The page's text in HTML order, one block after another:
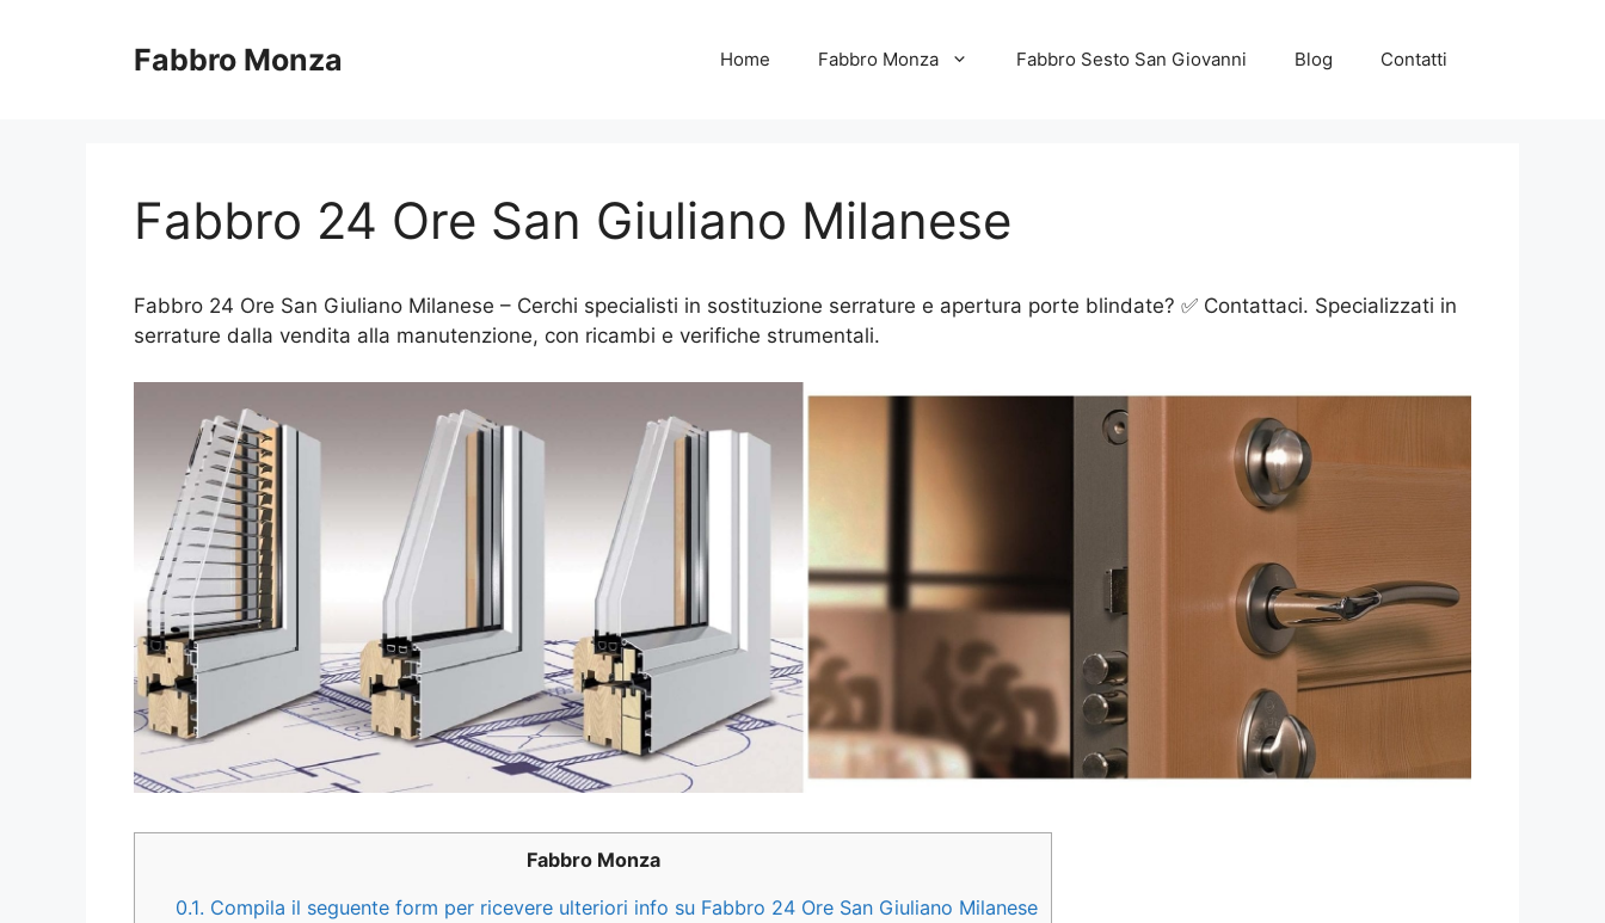
Fabbro Monza Home Fabbro Monza Fabbro Sesto San Giovanni Blog Contatti
Fabbro 24 Ore San Giuliano Milanese
Fabbro 24 Ore San Giuliano Milanese – Cerchi specialisti in sostituzione serrature e apertura porte blindate? ✅ Contattaci. Specializzati in
serrature dalla vendita alla manutenzione, con ricambi e verifiche strumentali.
Fabbro Monza
0.1. Compila il seguente form per ricevere ulteriori info su Fabbro 24 Ore San Giuliano Milanese